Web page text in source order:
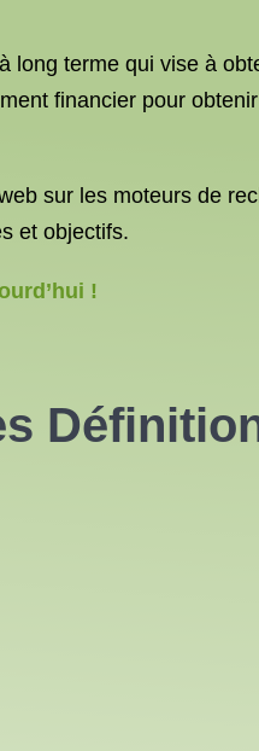
long terme qui vise à
financier pour
sur les moteurs de
et objectifs.
!